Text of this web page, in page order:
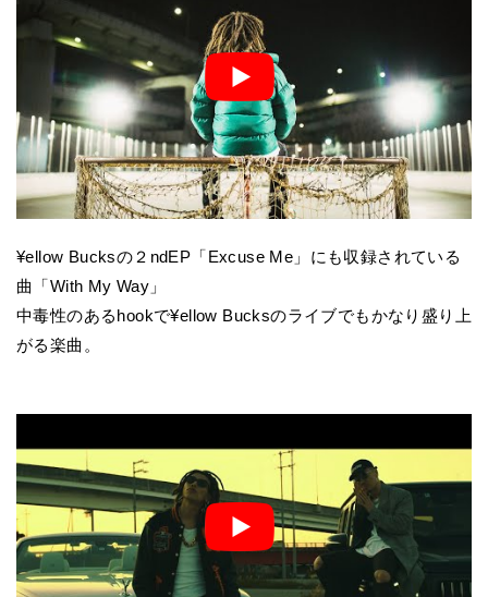
¥ellow Bucksの２ndEP「Excuse Me」にも収録されている
曲「With My Way」
中毒性のあるhookで¥ellow Bucksのライブでもかなり盛り上
がる楽曲。